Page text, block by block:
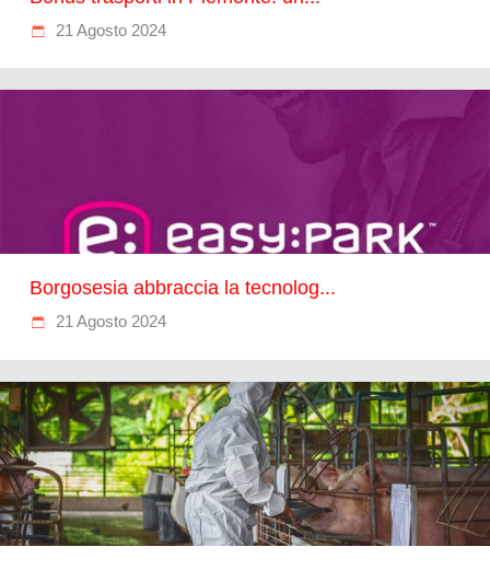
21 Agosto 2024
Borgosesia abbraccia la tecnolog...
21 Agosto 2024